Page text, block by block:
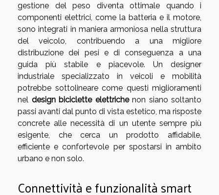
gestione del peso diventa ottimale quando i
componenti elettrici, come la batteria e il motore,
sono integrati in maniera armoniosa nella struttura
del veicolo, contribuendo a una migliore
distribuzione dei pesi e di conseguenza a una
guida più stabile e piacevole. Un designer
industriale specializzato in veicoli e mobilità
potrebbe sottolineare come questi miglioramenti
nel design biciclette elettrichenon siano soltanto
passi avanti dal punto di vista estetico, ma risposte
concrete alle necessità di un utente sempre più
esigente, che cerca un prodotto affidabile,
efficiente e confortevole per spostarsi in ambito
urbano e non solo.
Connettività e funzionalità smart